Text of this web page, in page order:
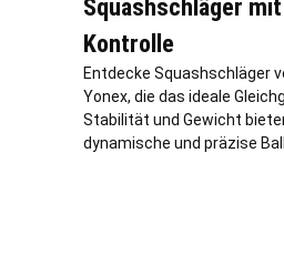
Squashschläger
Kontrolle
Entdecke Squashschläger
Yonex, die das ideale
Stabilität und Gewicht
dynamische und präzise